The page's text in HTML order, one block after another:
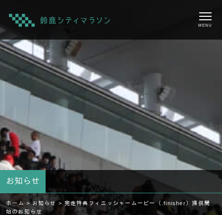
MENU
お知らせ
ホーム >お知らせ > 完走特典フィニッシャームービー（.finisher）提供開
始のお知らせ